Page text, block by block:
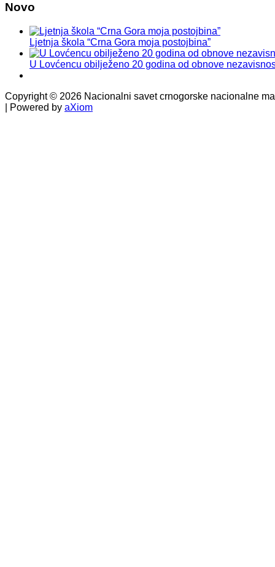
Novo
Ljetnja škola “Crna Gora moja postojbina”
U Lovćencu obilježeno 20 godina od obnove
Copyright © 2026 Nacionalni savet crnogorske nacionalne
| Powered by aXiom